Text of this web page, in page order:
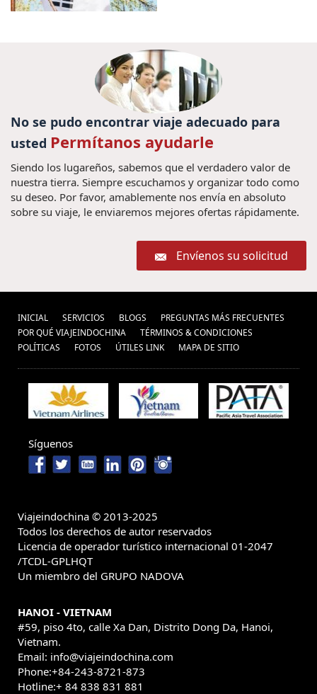
No se pudo encontrar viaje adecuado para
usted Permítanos ayudarle
Siendo los lugareños, sabemos que el verdadero valor de
nuestra tierra. Siempre escuchamos y organizar todo como
su deseo. Por favor, amablemente nos envía en absoluto
sobre su viaje, le enviaremos mejores ofertas rápidamente.
Envíenos su solicitud
INICIAL SERVICIOS BLOGS
PREGUNTAS MÁS FRECUENTES
POR QUÉ VIAJEINDOCHINA
TÉRMINOS & CONDICIONES
POLÍ­TICAS
FOTOS ÚTILES LINK MAPA DE SITIO
Síguenos
Viajeindochina © 2013-2025
Todos los derechos de autor reservados
Licencia de operador turístico internacional 01-2047
/TCDL-GPLHQT
Un miembro del GRUPO NADOVA
HANOI - VIETNAM
#59, piso 4to, calle Xa Dan, Distrito Dong Da, Hanoi,
Vietnam.
Email: info@viajeindochina.com
Phone:+84-243-8721-873
Hotline:+ 84 838 831 881